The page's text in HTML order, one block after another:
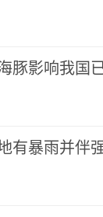
豚影响我国
有暴雨并伴